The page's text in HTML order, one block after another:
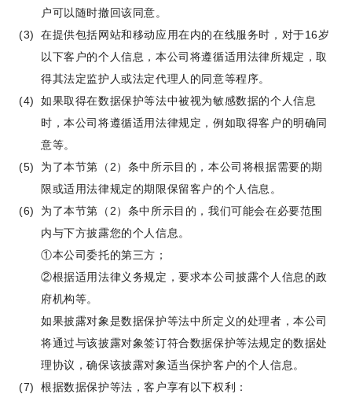
户可以随时撤回该同意。
在提供包括网站和移动应用在内的在线服务时，对于16岁
以下客户的个人信息，本公司将遵循适用法律所规定，取
得其法定监护人或法定代理人的同意等程序。
如果取得在数据保护等法中被视为敏感数据的个人信息
时，本公司将遵循适用法律规定，例如取得客户的明确同
意等。
为了本节第（2）条中所示目的，本公司将根据需要的期
限或适用法律规定的期限保留客户的个人信息。
为了本节第（2）条中所示目的，我们可能会在必要范围
内与下方披露您的个人信息。
①本公司委托的第三方；
②根据适用法律义务规定，要求本公司披露个人信息的政
府机构等。
如果披露对象是数据保护等法中所定义的处理者，本公司
将通过与该披露对象签订符合数据保护等法规定的数据处
理协议，确保该披露对象适当保护客户的个人信息。
根据数据保护等法，客户享有以下权利：